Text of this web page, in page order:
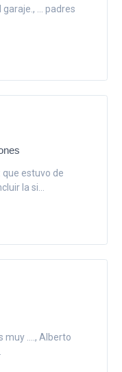
garaje., ... padres
estuvo de
la si...
muy ...., Alberto